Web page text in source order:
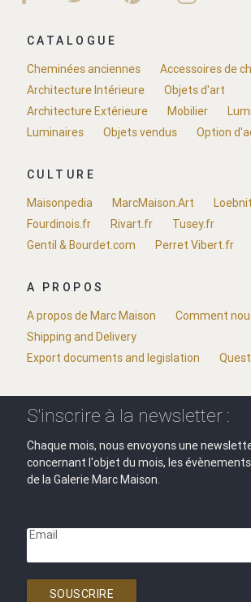
CATALOGUE
Cheminées anciennes
Accessoires de
Architecture Intérieure
Objets d'art
Architecture Extérieure
Mobilier
Luminaires
Objets vendus Option
CULTURE
Maisonpedia
MarcMaison.Art
Fourdinois.fr
Rivart.fr
Tusey.fr
Gentil & Bourdet.com
Perret Vibert.fr
A PROPOS
A propos de Marc Maison
Comment
Shipping and Delivery
Export documents and legislation
S'inscrire à la newsletter :
Chaque mois, nous envoyons une
concernant l'objet du mois, les
de la Galerie Marc Maison.
Email
SOUSCRIRE